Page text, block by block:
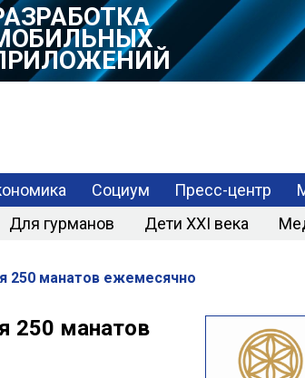
Социум Пресс-центр
Для гурманов Дети XXI века
250 манатов ежемесячно
250 манатов